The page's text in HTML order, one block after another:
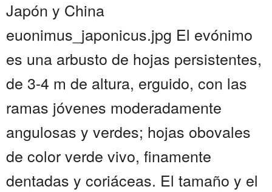
Japón y China
euonimus_japonicus.jpg El evónimo
es una arbusto de hojas persistentes,
de 3-4 m de altura, erguido, con las
ramas jóvenes moderadamente
angulosas y verdes; hojas obovales
de color verde vivo, finamente
dentadas y coriáceas. El tamaño y el